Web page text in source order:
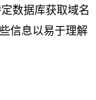
数据库获取域名
信息以易于理解